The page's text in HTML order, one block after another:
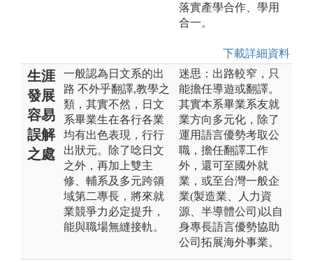
落實產學合作、學用
合一。
下載詳細資料
生涯
發展
容易
誤解
之處
一般認為日文系的出
路 不外乎翻譯,教學之
類，其實不然，日文
系畢業生在各行各業
均有出色表現，行行
出狀元。除了唸日文
之外，再加上雙主
修、輔系及多元跨領
域第二專長，將來就
業競爭力必定提升，
能與職場無縫接軌。
迷思：出路較窄，只
能擔任導遊或翻譯。
其實本系畢業系友就
業方向多元化，除了
運用語言優勢考取公
職，擔任翻譯工作
外，還可至國外就
業，或至台灣一般企
業(製造業、人力資
源、半導體公司)以自
身專長語言優勢協助
公司拓展海外事業。